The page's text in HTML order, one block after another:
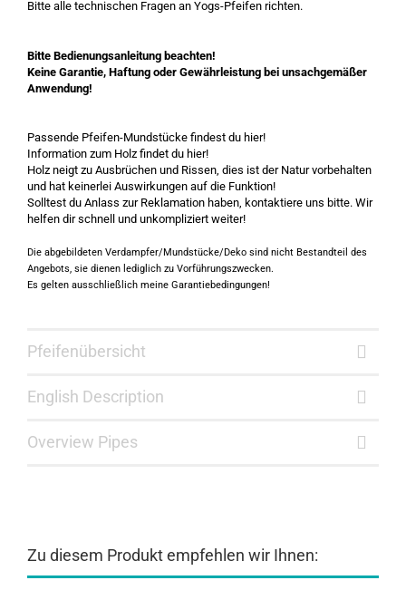
Bitte alle technischen Fragen an Yogs-Pfeifen richten.
Bitte Bedienungsanleitung beachten!
Keine Garantie, Haftung oder Gewährleistung bei unsachgemäßer
Anwendung!
Passende Pfeifen-Mundstücke findest du hier!
Information zum Holz findet du hier!
Holz neigt zu Ausbrüchen und Rissen, dies ist der Natur vorbehalten
und hat keinerlei Auswirkungen auf die Funktion!
Solltest du Anlass zur Reklamation haben, kontaktiere uns bitte. Wir
helfen dir schnell und unkompliziert weiter!
Die abgebildeten Verdampfer/Mundstücke/Deko sind nicht Bestandteil des
Angebots, sie dienen lediglich zu Vorführungszwecken.
Es gelten ausschließlich meine Garantiebedingungen!
Pfeifenübersicht
English Description
Overview Pipes
Zu diesem Produkt empfehlen wir Ihnen: